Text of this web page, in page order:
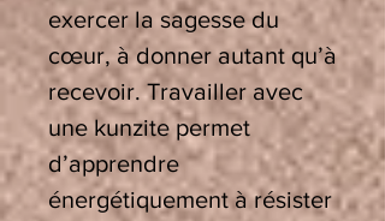
exercer la sagesse du
cœur, à donner autant qu’à
recevoir. Travailler avec
une kunzite permet
d’apprendre
énergétiquement à résister